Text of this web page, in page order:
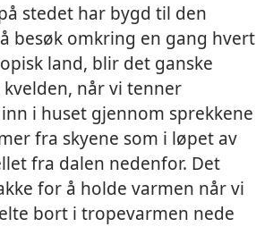
stedet har bygd til den
besøk omkring en gang hvert
land, blir det ganske
når vi tenner
i huset gjennom sprekkene
fra skyene som i løpet av
fra dalen nedenfor. Det
for å holde varmen når vi
bort i tropevarmen nede